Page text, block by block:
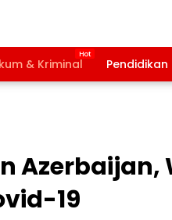
& Kriminal Pendidikan
Azerbaijan,
19